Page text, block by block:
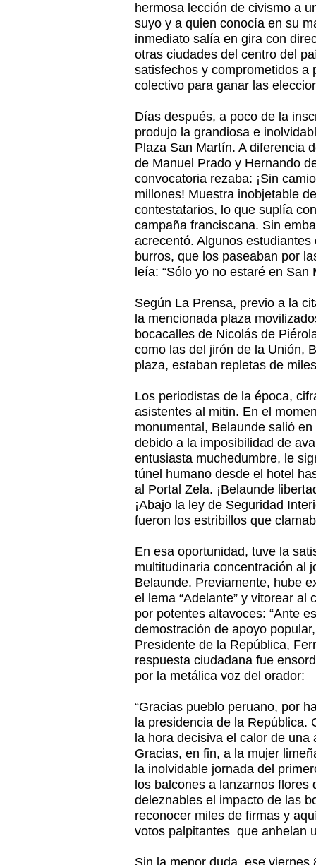
hermosa lección de civismo a
suyo y a quien conocía en su
inmediato salía en gira con
otras ciudades del centro del
satisfechos y comprometidos a
colectivo para ganar las
Días después, a poco de la
produjo la grandiosa e
Plaza San Martín. A diferencia
de Manuel Prado y Hernando
convocatoria rezaba: ¡Sin
millones! Muestra inobjetable
contestatarios, lo que suplía
campaña franciscana. Sin
acrecentó. Algunos
burros, que los paseaban por
leía: “Sólo yo no estaré en San
Según La Prensa, previo a la
la mencionada plaza
bocacalles de Nicolás de
como las del jirón de la Unión,
plaza, estaban repletas de
Los periodistas de la época,
asistentes al mitin. En el
monumental, Belaunde salió
debido a la imposibilidad de
entusiasta muchedumbre, le
túnel humano desde el hotel
al Portal Zela. ¡Belaunde
¡Abajo la ley de Seguridad
fueron los estribillos que
En esa oportunidad, tuve la
multitudinaria concentración al
Belaunde. Previamente, hube
el lema “Adelante” y vitorear al
por potentes altavoces: “Ante
demostración de apoyo
Presidente de la República,
respuesta ciudadana fue
por la metálica voz del orador:
“Gracias pueblo peruano, por
la presidencia de la República.
la hora decisiva el calor de
Gracias, en fin, a la mujer
la inolvidable jornada del
los balcones a lanzarnos
deleznables el impacto de las
reconocer miles de firmas y
votos palpitantes que anhelan
Sin la menor duda, ese